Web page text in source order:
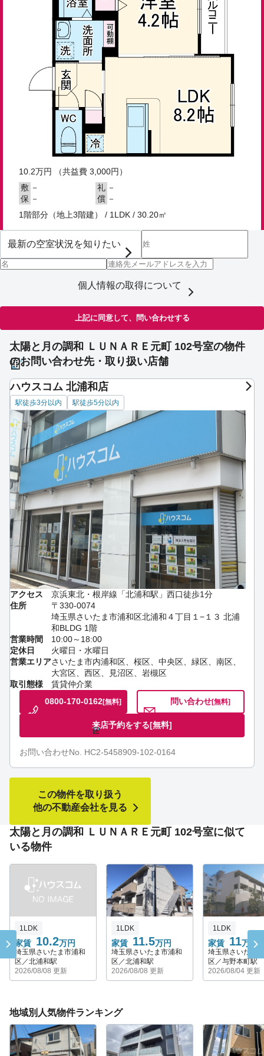
10.2万円
（共益費 3,000円）
敷 － 礼 －
保 － 償 －
1階部分（地上3階建） / 1LDK / 30.20㎡
個人情報の取得について
上記に同意して、問い合わせする
太陽と月の調和 ＬＵＮＡＲＥ元町 102号室の物件
のお問い合わせ先・取り扱い店舗
ハウスコム 北浦和店
駅徒歩3分以内 駅徒歩5分以内
アクセス
京浜東北・根岸線「北浦和駅」西口徒歩1分
住所
〒330-0074
埼玉県さいたま市浦和区北浦和４丁目１−１３ 北浦
和BLDG 1階
営業時間
10:00～18:00
定休日
火曜日・水曜日
営業エリアさいたま市内浦和区、桜区、中央区、緑区、南区、
大宮区、西区、見沼区、岩槻区
取引態様
賃貸仲介業
0800-170-0162[無料] 問い合わせ[無料]
来店予約をする[無料]
お問い合わせNo. HC2-5458909-102-0164
この物件を取り扱う
他の不動産会社を見る
太陽と月の調和 ＬＵＮＡＲＥ元町 102号室に似て
いる物件
家賃 10.2万円
1LDK
埼玉県さいたま市浦和
区／北浦和駅
2026/08/08 更新
家賃 11.5万円
1LDK
埼玉県さいたま市浦和
区／北浦和駅
2026/08/08 更新
家賃 11万円
1LDK
埼玉県さいたま
区／与野本町駅
2026/08/04 更新
地域別人気物件ランキング